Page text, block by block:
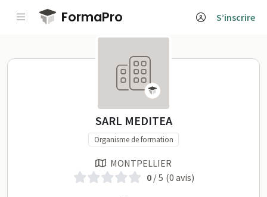
Passer au contenu principal
FormaPro S’inscrire
SARL MEDITEA sur
SARL MEDITEA
Organisme de formation
MONTPELLIER
0/ 5 (0 avis)